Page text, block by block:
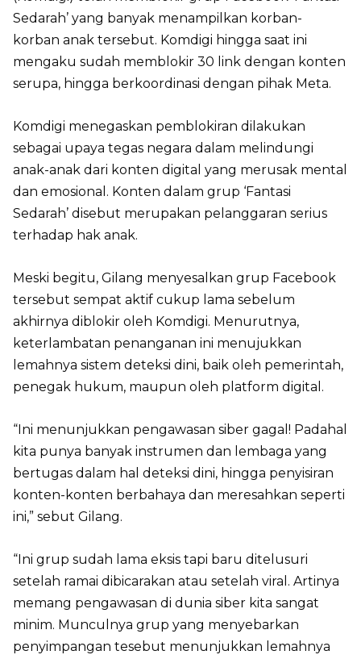
Sedarah’ yang banyak menampilkan korban-
korban anak tersebut. Komdigi hingga saat ini
mengaku sudah memblokir 30 link dengan konten
serupa, hingga berkoordinasi dengan pihak Meta.
Komdigi menegaskan pemblokiran dilakukan
sebagai upaya tegas negara dalam melindungi
anak-anak dari konten digital yang merusak mental
dan emosional. Konten dalam grup ‘Fantasi
Sedarah’ disebut merupakan pelanggaran serius
terhadap hak anak.
Meski begitu, Gilang menyesalkan grup Facebook
tersebut sempat aktif cukup lama sebelum
akhirnya diblokir oleh Komdigi. Menurutnya,
keterlambatan penanganan ini menujukkan
lemahnya sistem deteksi dini, baik oleh pemerintah,
penegak hukum, maupun oleh platform digital.
“Ini menunjukkan pengawasan siber gagal! Padahal
kita punya banyak instrumen dan lembaga yang
bertugas dalam hal deteksi dini, hingga penyisiran
konten-konten berbahaya dan meresahkan seperti
ini,” sebut Gilang.
“Ini grup sudah lama eksis tapi baru ditelusuri
setelah ramai dibicarakan atau setelah viral. Artinya
memang pengawasan di dunia siber kita sangat
minim. Munculnya grup yang menyebarkan
penyimpangan tesebut menunjukkan lemahnya